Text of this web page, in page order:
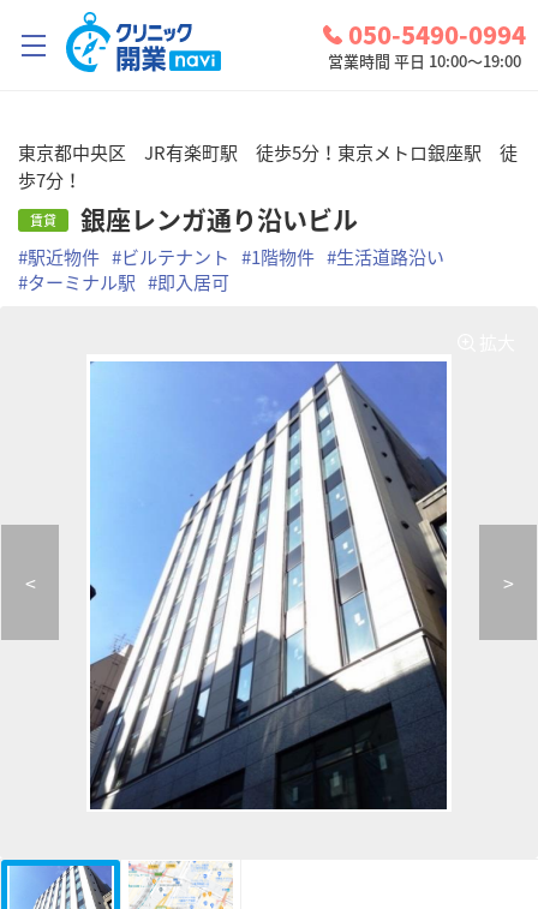
050-5490-0994
営業時間 平日 10:00～19:00
< >
東京都中央区 JR有楽町駅 徒歩5分！東京メトロ銀座駅 徒
歩7分！
賃貸 銀座レンガ通り沿いビル
#駅近物件 #ビルテナント #1階物件 #生活道路沿い
#ターミナル駅 #即入居可
診療圏調査
コンシェルジュサービス
お問い合わせ